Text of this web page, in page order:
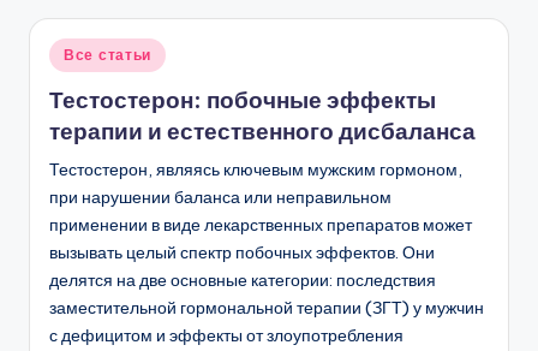
Опубликовано
Все статьи
Тестостерон: побочные эффекты
терапии и естественного дисбаланса
Тестостерон, являясь ключевым мужским гормоном,
при нарушении баланса или неправильном
применении в виде лекарственных препаратов может
вызывать целый спектр побочных эффектов. Они
делятся на две основные категории: последствия
заместительной гормональной терапии (ЗГТ) у мужчин
с дефицитом и эффекты от злоупотребления